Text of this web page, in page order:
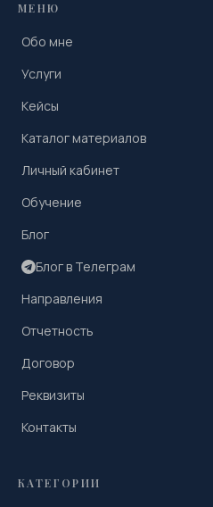
МЕНЮ
Обо мне
Услуги
Кейсы
Каталог материалов
Личный кабинет
Обучение
Блог
Блог в Телеграм
Направления
Отчетность
Договор
Реквизиты
Контакты
КАТЕГОРИИ